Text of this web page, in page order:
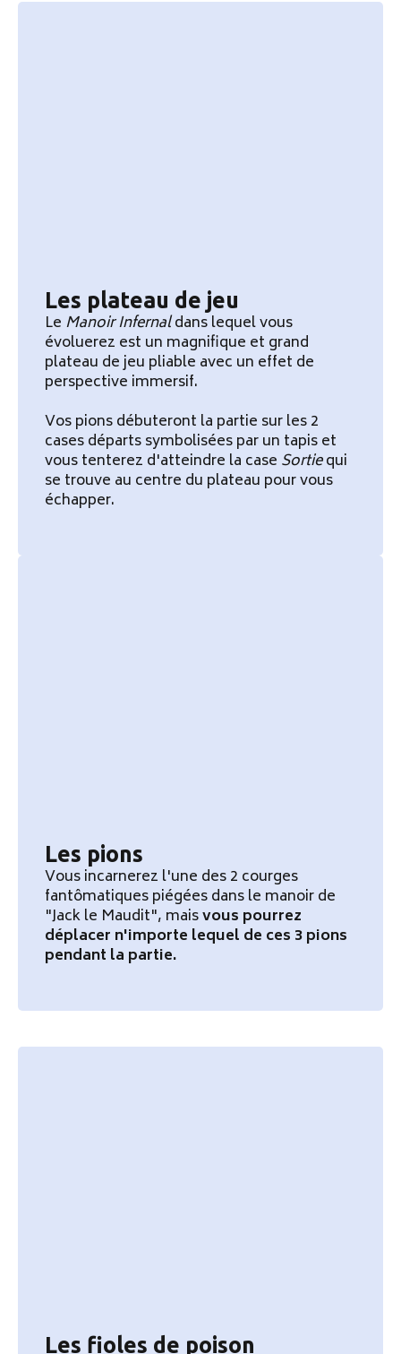
Les plateau de jeu
Le Manoir Infernaldans lequel vous
évoluerez est un magnifique et grand
plateau de jeu pliable avec un effet de
perspective immersif.
Vos pions débuteront la partie sur les 2
cases départs symbolisées par un tapis et
vous tenterez d'atteindre la case Sortiequi
se trouve au centre du plateau pour vous
échapper.
Les pions
Vous incarnerez l'une des 2 courges
fantômatiques piégées dans le manoir de
"Jack le Maudit", maisvous pourrez
déplacer n'importe lequel de ces 3 pions
pendant la partie.
Les fioles de poison